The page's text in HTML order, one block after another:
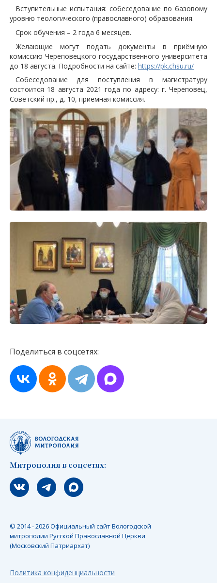
Вступительные испытания: собеседование по базовому
уровню теологического (православного) образования.
Срок обучения – 2 года 6 месяцев.
Желающие могут подать документы в приёмную
комиссию Череповецкого государственного университета
до 18 августа. Подробности на сайте: https://pk.chsu.ru/
Собеседование для поступления в магистратуру
состоится 18 августа 2021 года по адресу: г. Череповец,
Советский пр., д. 10, приёмная комиссия.
Поделиться в соцсетях:
Митрополия в соцсетях:
Мы вконтакте
Мы в telegram
Мы в Макс
© 2014 - 2026 Официальный сайт Вологодской
митрополии Русской Православной Церкви
(Московский Патриархат)
Политика конфиденциальности